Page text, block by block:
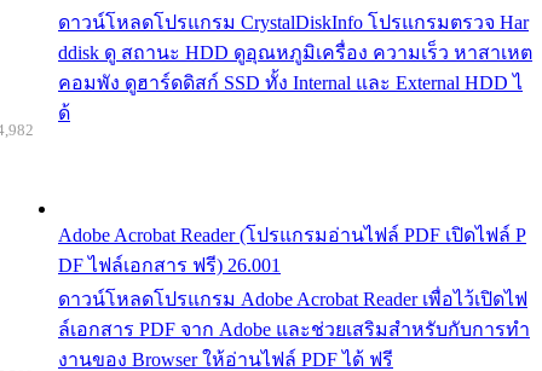
ดาวน์โหลดโปรแกรม CrystalDiskInfo โปรแกรมตรวจ Har
ddisk ดู สถานะ HDD ดูอุณหภูมิเครื่อง ความเร็ว หาสาเหต
คอมพัง ดูฮาร์ดดิสก์ SSD ทั้ง Internal และ External HDD ไ
ด้
Adobe Acrobat Reader (โปรแกรมอ่านไฟล์ PDF เปิดไฟล์ P
DF ไฟล์เอกสาร ฟรี) 26.001
ดาวน์โหลดโปรแกรม Adobe Acrobat Reader เพื่อไว้เปิดไฟ
ล์เอกสาร PDF จาก Adobe และช่วยเสริมสำหรับกับการทำ
งานของ Browser ให้อ่านไฟล์ PDF ได้ ฟรี